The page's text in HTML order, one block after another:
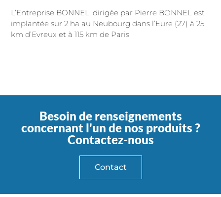
L’Entreprise BONNEL, dirigée par Pierre BONNEL est
implantée sur 2 ha au Neubourg dans l’Eure (27) à 25
km d’Evreux et à 115 km de Paris
Besoin de renseignements
concernant l'un de nos produits ?
Contactez-nous
Contact